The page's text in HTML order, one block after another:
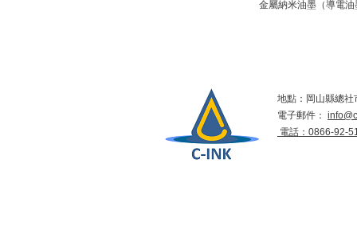
金屬納米油墨（導電
地點：岡山縣總社
電子郵件：
電話：0866-92-